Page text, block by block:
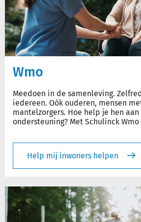
Wmo
Meedoen in de samenleving.
iedereen. Oók ouderen, mensen
mantelzorgers. Hoe help je hen aan
ondersteuning? Met Schulinck
Help mij inwoners helpen